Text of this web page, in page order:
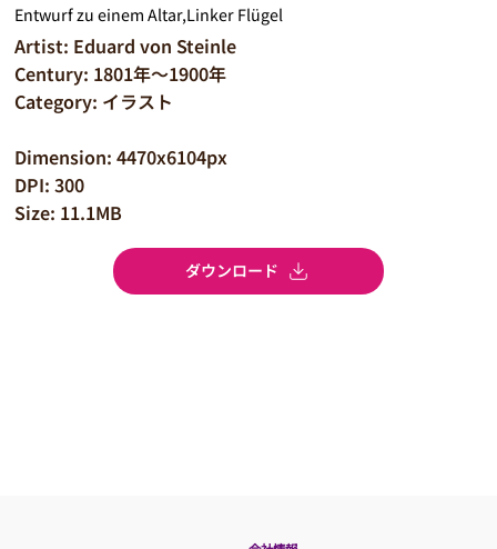
Entwurf zu einem Altar,Linker Flügel
Artist: Eduard von Steinle
Century: 1801年～1900年
Category: イラスト
Dimension: 4470x6104px
DPI: 300
Size: 11.1MB
ダウンロード